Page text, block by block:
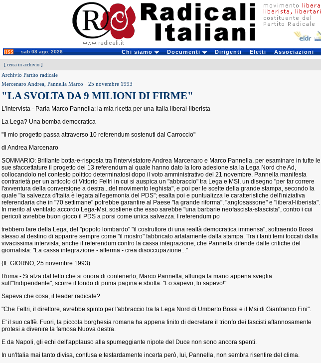
sab 08 ago. 2026 Chi siamo Documenti Dirigenti Eletti Associazioni
[ cerca in archivio ]
Archivio Partito radicale
Mercenaro Andrea, Pannella Marco - 25 novembre 1993
"LA SVOLTA DA 9 MILIONI DI FIRME"
L'Intervista - Parla Marco Pannella: la mia ricetta per una Italia liberal-liberista
La Lega? Una bomba democratica
"Il mio progetto passa attraverso 10 referendum sostenuti dal Carroccio"
di Andrea Marcenaro
SOMMARIO: Brillante botta-e-risposta tra l'intervistatore Andrea Marcenaro e Marco Pannella, per esaminare in tutte le
sue sfaccettature il progetto dei 13 referendum al quale hanno dato la loro adesione sia la Lega Nord che Ad,
collocandolo nel contesto politico determinatosi dopo il voto amministrativo del 21 novembre. Pannella manifesta
contrarietà per un articolo di Vittorio Feltri in cui si auspica un "abbraccio" tra Lega e MSI, un disegno "per far correre
l'avventura della conversione a destra...del movimento leghista", e poi per le scelte della grande stampa, secondo la
quale "la salvezza d'Italia è legata all'egemonia del PDS"; esalta poi e puntualizza le caratteristiche dell'iniziativa
referendaria che in "70 settimane" potrebbe garantire al Paese "la grande riforma", "anglosassone" e "liberal-liberista".
In merito al ventilato accordo Lega-Msi, sostiene che esso sarebbe "una barbarie neofascista-sfascista", contro i cui
pericoli avrebbe buon gioco il PDS a porsi come unica salvezza. I referendum po
trebbero fare della Lega, del "popolo lombardo" "il costruttore di una realtà democratica immensa", sottraendo Bossi
stesso al destino di apparire sempre come "il mostro" fabbricato artatamente dalla stampa. Tra i tanti temi toccati dalla
vivacissima intervista, anche il referendum contro la cassa integrazione, che Pannella difende dalle critiche del
giornalista: "La cassa integrazione - afferma - crea disoccupazione..."
(IL GIORNO, 25 novembre 1993)
Roma - Si alza dal letto che si onora di contenerlo, Marco Pannella, allunga la mano appena sveglia
sull'"Indipendente", scorre il fondo di prima pagina e sbotta: "Lo sapevo, lo sapevo!"
Sapeva che cosa, il leader radicale?
"Che Feltri, il direttore, avrebbe spinto per l'abbraccio tra la Lega Nord di Umberto Bossi e il Msi di Gianfranco Fini".
E' il suo caffè. Fuori, la piccola borghesia romana ha appena finito di decretare il trionfo dei fascisti affannosamente
protesi a divenire la famosa Nuova destra.
E da Napoli, gli echi dell'applauso alla spumeggiante nipote del Duce non sono ancora spenti.
In un'Italia mai tanto divisa, confusa e testardamente incerta però, lui, Pannella, non sembra risentire del clima.